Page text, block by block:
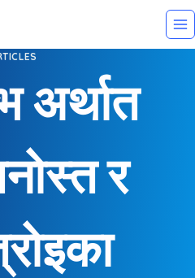
अर्थात
र